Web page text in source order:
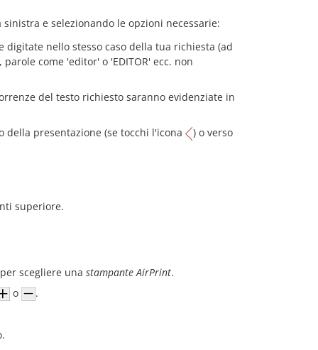
e selezionando le opzioni necessarie:
nello stesso caso della tua richiesta (ad
come 'editor' o 'EDITOR' ecc. non
del testo richiesto saranno evidenziate in
presentazione (se tocchi l'icona ) o verso
superiore.
scegliere una stampante AirPrint.
o
.